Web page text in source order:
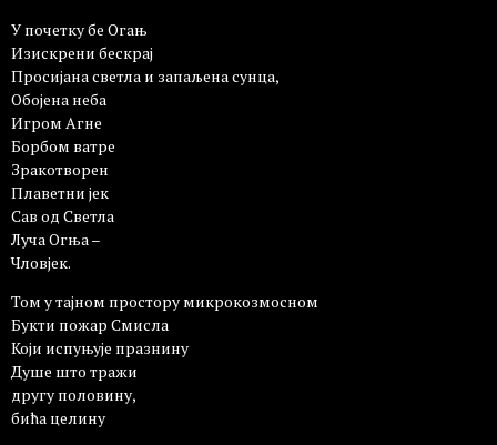
У почетку бe Огањ
Изискрени бескрај
Просијана светла и запаљена сунца,
Обојена неба
Игром Агне
Борбом ватре
Зракотворен
Плаветни јек
Сав од Светла
Луча Огња –
Чловјек.
Том у тајном простору микрокозмосном
Букти пожар Смисла
Који испуњује празнину
Душе што тражи
другу половину,
бића целину